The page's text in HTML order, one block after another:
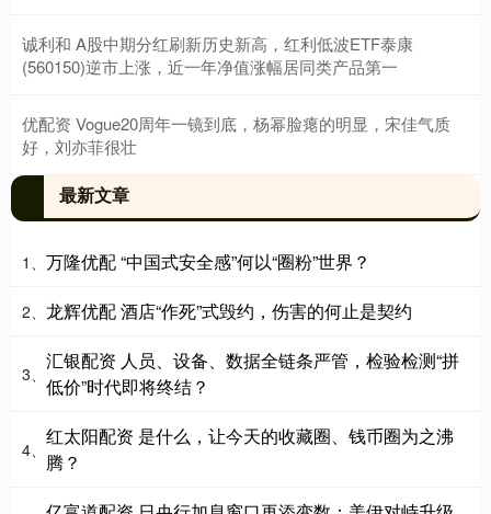
诚利和 A股中期分红刷新历史新高，红利低波ETF泰康
(560150)逆市上涨，近一年净值涨幅居同类产品第一
优配资 Vogue20周年一镜到底，杨幂脸瘪的明显，宋佳气质
好，刘亦菲很壮
最新文章
1、 万隆优配 “中国式安全感”何以“圈粉”世界？
2、 龙辉优配 酒店“作死”式毁约，伤害的何止是契约
3、
汇银配资 人员、设备、数据全链条严管，检验检测“拼
低价”时代即将终结？
4、
红太阳配资 是什么，让今天的收藏圈、钱币圈为之沸
腾？